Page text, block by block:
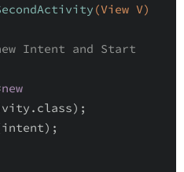
(View V)
Intent and Start
new